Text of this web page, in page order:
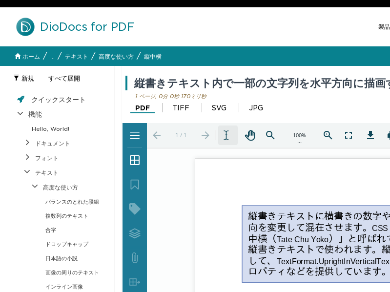
DioDocs for PDF 製
ホーム / ... / テキスト / 高度な使い方 / 縦中横
新規 すべて展開
クイックスタート
機能
Hello, World!
ドキュメント
フォント
テキスト
高度な使い方
バランスのとれた段組
複数列のテキスト
合字
ドロップキャップ
日本語の小説
画像の周りのテキスト
インライン画像
1 ページ, 0分 0秒 170ミリ秒
縦書きテキスト内で一部の文字列を水平方向に描画
PDF TIFF SVG JPG